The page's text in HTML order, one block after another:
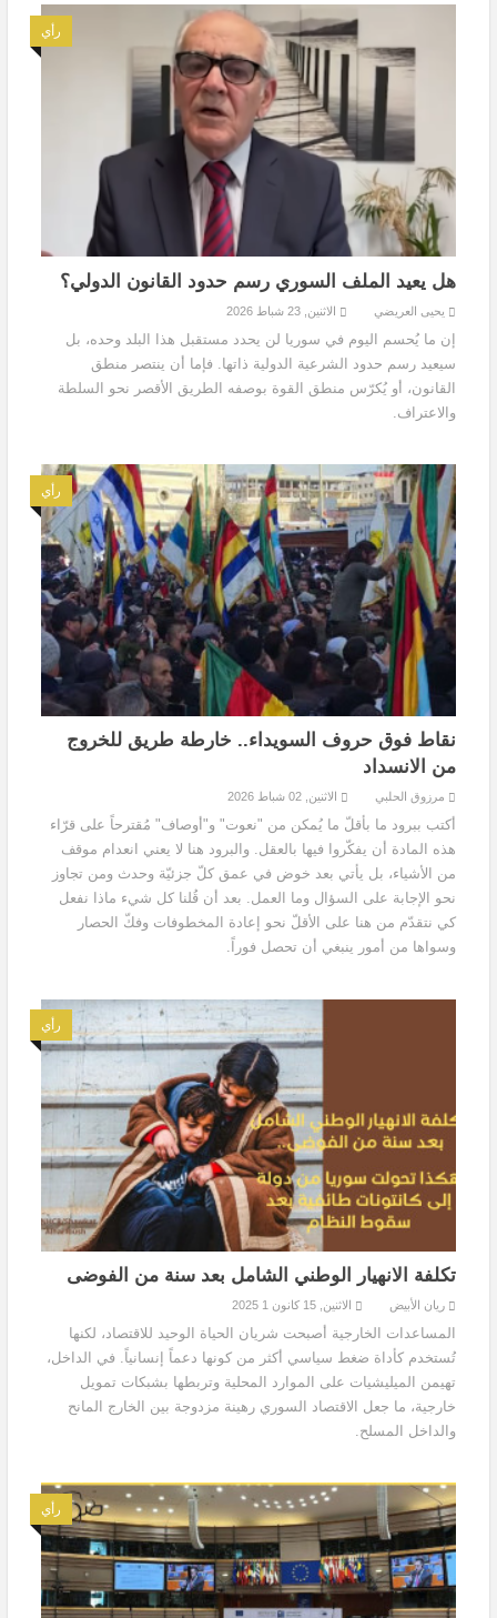
رأي
هل يعيد الملف السوري رسم حدود القانون الدولي؟
يحيى العريضي الاثنين, 23 شباط 2026
إن ما يُحسم اليوم في سوريا لن يحدد مستقبل هذا البلد وحده، بل
سيعيد رسم حدود الشرعية الدولية ذاتها. فإما أن ينتصر منطق
القانون، أو يُكرّس منطق القوة بوصفه الطريق الأقصر نحو السلطة
والاعتراف.
رأي
نقاط فوق حروف السويداء.. خارطة طريق للخروج
من الانسداد
مرزوق الحلبي الاثنين, 02 شباط 2026
أكتب ببرود ما بأقلّ ما يُمكن من "نعوت" و"أوصاف" مُقترحاً على قرّاء
هذه المادة أن يفكّروا فيها بالعقل. والبرود هنا لا يعني انعدام موقف
من الأشياء، بل يأتي بعد خوض في عمق كلّ جزئيّة وحدث ومن تجاوز
نحو الإجابة على السؤال وما العمل. بعد أن قُلنا كل شيء ماذا نفعل
كي نتقدّم من هنا على الأقلّ نحو إعادة المخطوفات وفكّ الحصار
وسواها من أمور ينبغي أن تحصل فوراً.
رأي
تكلفة الانهيار الوطني الشامل بعد سنة من الفوضى
ريان الأبيض الاثنين, 15 كانون 1 2025
المساعدات الخارجية أصبحت شريان الحياة الوحيد للاقتصاد، لكنها
تُستخدم كأداة ضغط سياسي أكثر من كونها دعماً إنسانياً. في الداخل،
تهيمن الميليشيات على الموارد المحلية وتربطها بشبكات تمويل
خارجية، ما جعل الاقتصاد السوري رهينة مزدوجة بين الخارج المانح
والداخل المسلح.
رأي